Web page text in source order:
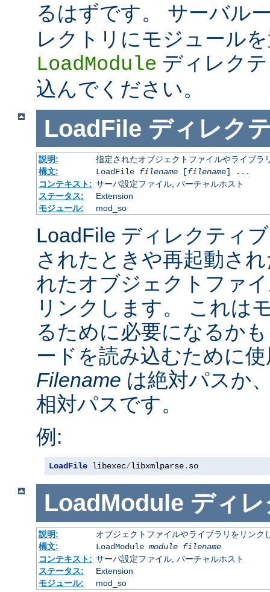
るはずです。 サーバル
レクトリにモジュール
LoadModule ディレク
込んでください。
LoadFile ディレク
説明:
指定されたオブジェクトファイルやライブラ
構文:
LoadFile filename[filename] ...
コンテキスト: サーバ設定ファイル, バーチャルホスト
ステータス:
Extension
モジュール:
mod_so
LoadFile ディレクティ
されたときや再起動さ
れたオブジェクトファ
リンクします。 これは
るために必要になるか
ードを読み込むために
Filename は絶対パスか
相対パスです。
例:
LoadFile libexec/libxmlparse. so
LoadModule ディ
説明:
オブジェクトファイルやライブラリをリン
構文:
LoadModule module filename
コンテキスト: サーバ設定ファイル, バーチャルホスト
ステータス:
Extension
モジュール:
mod_so